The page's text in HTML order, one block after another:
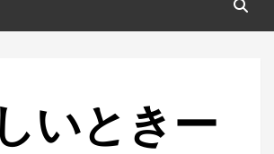
いときー